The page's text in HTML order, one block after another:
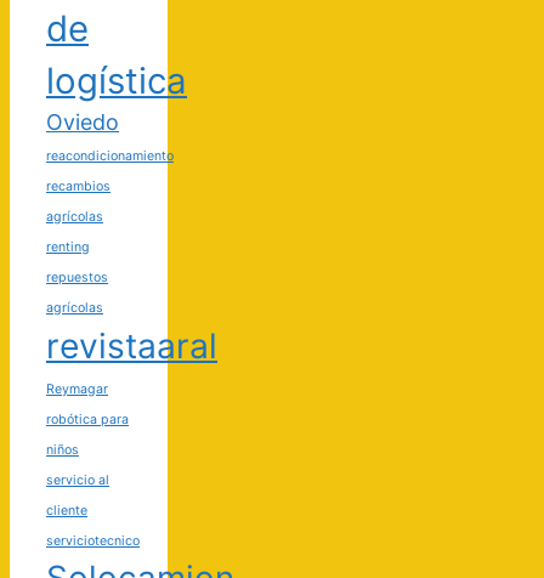
de
logística
Oviedo
reacondicionamiento
recambios
agrícolas
renting
repuestos
agrícolas
revistaaral
Reymagar
robótica para
niños
servicio al
cliente
serviciotecnico